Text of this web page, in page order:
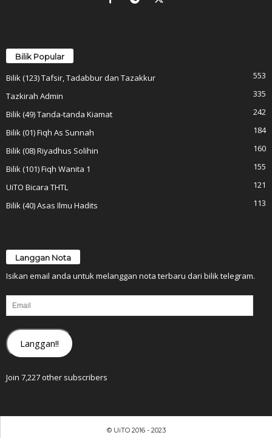
Bilik Popular
Bilik (123) Tafsir, Tadabbur dan Tazakkur
553
Tazkirah Admin
335
Bilik (49) Tanda-tanda Kiamat
242
Bilik (01) Fiqh As Sunnah
184
Bilik (08) Riyadhus Solihin
160
Bilik (101) Fiqh Wanita 1
155
UiTO Bicara THTL
121
Bilik (40) Asas Ilmu Hadits
113
Langgan Nota
Isikan email anda untuk melanggan nota terbaru dari bilik telegram.
Email
Langgan!!
Join 7,227 other subscribers
© UiTO 2016 - 2023